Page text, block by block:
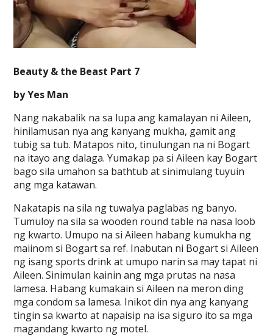
Beauty & the Beast Part 7
by Yes Man
Nang nakabalik na sa lupa ang kamalayan ni Aileen,
hinilamusan nya ang kanyang mukha, gamit ang
tubig sa tub. Matapos nito, tinulungan na ni Bogart
na itayo ang dalaga. Yumakap pa si Aileen kay Bogart
bago sila umahon sa bathtub at sinimulang tuyuin
ang mga katawan.
Nakatapis na sila ng tuwalya paglabas ng banyo.
Tumuloy na sila sa wooden round table na nasa loob
ng kwarto. Umupo na si Aileen habang kumukha ng
maiinom si Bogart sa ref. Inabutan ni Bogart si Aileen
ng isang sports drink at umupo narin sa may tapat ni
Aileen. Sinimulan kainin ang mga prutas na nasa
lamesa. Habang kumakain si Aileen na meron ding
mga condom sa lamesa. Inikot din nya ang kanyang
tingin sa kwarto at napaisip na isa siguro ito sa mga
magandang kwarto ng motel.